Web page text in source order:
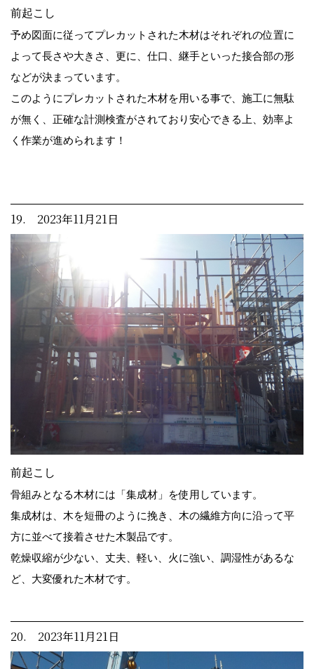
前起こし
予め図面に従ってプレカットされた木材はそれぞれの位置に
よって長さや大きさ、更に、仕口、継手といった接合部の形
などが決まっています。
このようにプレカットされた木材を用いる事で、施工に無駄
が無く、正確な計測検査がされており安心できる上、効率よ
く作業が進められます！
19. 2023年11月21日
前起こし
骨組みとなる木材には「集成材」を使用しています。
集成材は、木を短冊のように挽き、木の繊維方向に沿って平
方に並べて接着させた木製品です。
乾燥収縮が少ない、丈夫、軽い、火に強い、調湿性があるな
ど、大変優れた木材です。
20. 2023年11月21日